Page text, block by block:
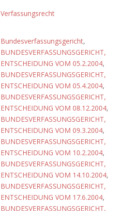
Verfassungsrecht
Bundesverfassungsgericht,
BUNDESVERFASSUNGSGERICHT,
ENTSCHEIDUNG VOM 05.2.2004,
BUNDESVERFASSUNGSGERICHT,
ENTSCHEIDUNG VOM 05.4.2004,
BUNDESVERFASSUNGSGERICHT,
ENTSCHEIDUNG VOM 08.12.2004,
BUNDESVERFASSUNGSGERICHT,
ENTSCHEIDUNG VOM 09.3.2004,
BUNDESVERFASSUNGSGERICHT,
ENTSCHEIDUNG VOM 10.2.2004,
BUNDESVERFASSUNGSGERICHT,
ENTSCHEIDUNG VOM 14.10.2004,
BUNDESVERFASSUNGSGERICHT,
ENTSCHEIDUNG VOM 17.6.2004,
BUNDESVERFASSUNGSGERICHT,